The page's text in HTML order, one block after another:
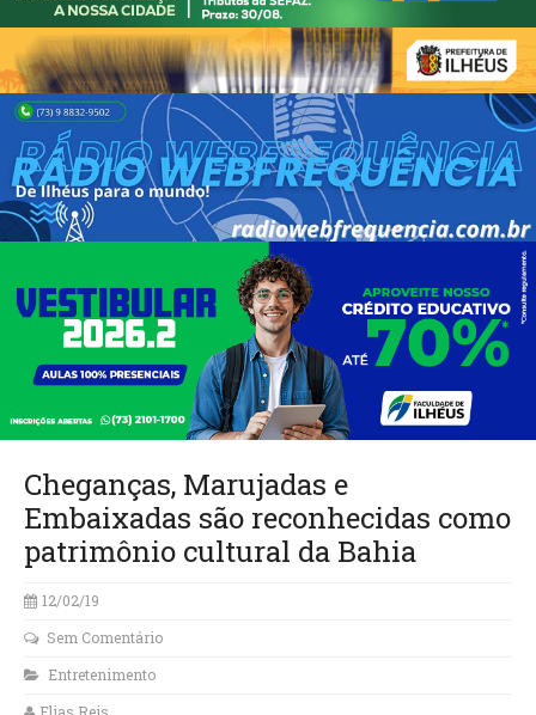
Cheganças, Marujadas e
Embaixadas são reconhecidas como
patrimônio cultural da Bahia
12/02/19
Sem Comentário
Entretenimento